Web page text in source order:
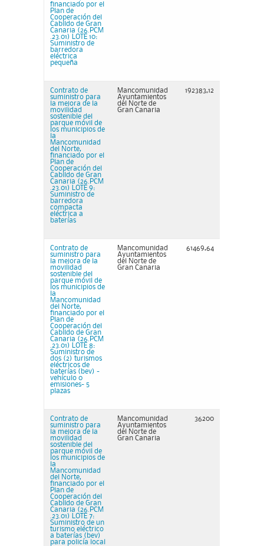
financiado por el
Plan de
Cooperación del
Cabildo de Gran
Canaria (26.PCM
.23.01) LOTE 10:
Suministro de
barredora
eléctrica
pequeña
Contrato de
suministro para
la mejora de la
movilidad
sostenible del
parque móvil de
los municipios de
la
Mancomunidad
del Norte,
financiado por el
Plan de
Cooperación del
Cabildo de Gran
Canaria (26.PCM
.23.01) LOTE 9:
Suministro de
barredora
compacta
eléctrica a
baterías
Mancomunidad
Ayuntamientos
del Norte de
Gran Canaria
192383,12
Contrato de
suministro para
la mejora de la
movilidad
sostenible del
parque móvil de
los municipios de
la
Mancomunidad
del Norte,
financiado por el
Plan de
Cooperación del
Cabildo de Gran
Canaria (26.PCM
.23.01) LOTE 8:
Suministro de
dos (2) turismos
eléctricos de
baterías (bev) -
vehículo 0
emisiones- 5
plazas
Mancomunidad
Ayuntamientos
del Norte de
Gran Canaria
61469,64
Contrato de
suministro para
la mejora de la
movilidad
sostenible del
parque móvil de
los municipios de
la
Mancomunidad
del Norte,
financiado por el
Plan de
Cooperación del
Cabildo de Gran
Canaria (26.PCM
.23.01) LOTE 7:
Suministro de un
turismo eléctrico
a baterías (bev)
para policía local
Mancomunidad
Ayuntamientos
del Norte de
Gran Canaria
36200